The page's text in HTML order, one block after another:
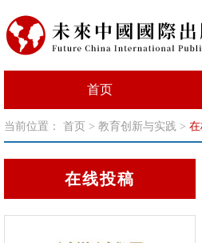
首页
当前位置： 首页 > 教育创新与实践 >
在线投稿